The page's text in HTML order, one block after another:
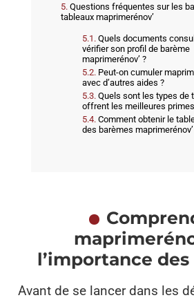
Questions fréquentes sur les
tableaux maprimerénov’
Quels documents
vérifier son profil de barème
maprimerénov’ ?
Peut-on cumuler
avec d’autres aides ?
Quels sont les types de
offrent les meilleures
Comment obtenir le
des barèmes
l’importance
Avant de se lancer dans les